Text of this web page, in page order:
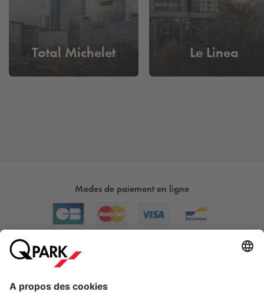
Total Michelet Le Linea
Modes de paiement en ligne